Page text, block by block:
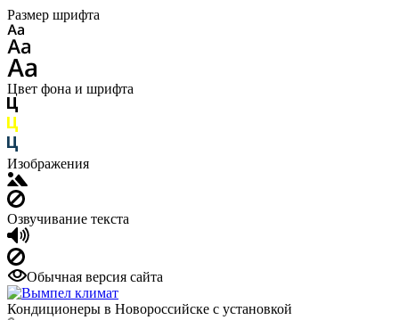
Размер шрифта
Цвет фона и шрифта
Изображения
Озвучивание текста
Обычная версия сайта
Кондиционеры в Новороссийске с установкой